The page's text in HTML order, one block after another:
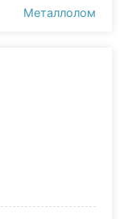
Металлолом